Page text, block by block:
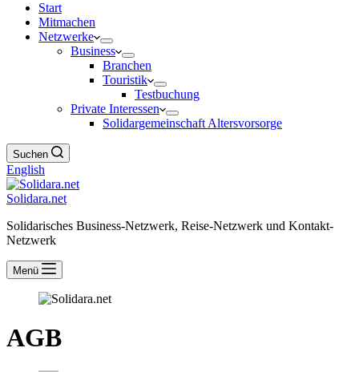
Start
Mitmachen
Netzwerke
Business
Branchen
Touristik
Testbuchung
Private Interessen
Solidargemeinschaft Altersvorsorge
Suchen
English
Solidara.net
Solidarisches Business-Netzwerk, Reise-Netzwerk und Kontakt-
Netzwerk
Menü
AGB